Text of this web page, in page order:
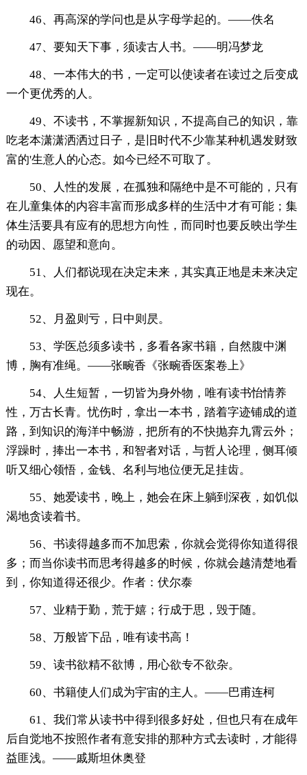
46、再高深的学问也是从字母学起的。——佚名
47、要知天下事，须读古人书。——明冯梦龙
48、一本伟大的书，一定可以使读者在读过之后变成
一个更优秀的人。
49、不读书，不掌握新知识，不提高自己的知识，靠
吃老本潇潇洒洒过日子，是旧时代不少靠某种机遇发财致
富的'生意人的心态。如今已经不可取了。
50、人性的发展，在孤独和隔绝中是不可能的，只有
在儿童集体的内容丰富而形成多样的生活中才有可能；集
体生活要具有应有的思想方向性，而同时也要反映出学生
的动因、愿望和意向。
51、人们都说现在决定未来，其实真正地是未来决定
现在。
52、月盈则亏，日中则昃。
53、学医总须多读书，多看各家书籍，自然腹中渊
博，胸有准绳。——张畹香《张畹香医案卷上》
54、人生短暂，一切皆为身外物，唯有读书怡情养
性，万古长青。忧伤时，拿出一本书，踏着字迹铺成的道
路，到知识的海洋中畅游，把所有的不快抛弃九霄云外；
浮躁时，捧出一本书，和智者对话，与哲人论理，侧耳倾
听又细心领悟，金钱、名利与地位便无足挂齿。
55、她爱读书，晚上，她会在床上躺到深夜，如饥似
渴地贪读着书。
56、书读得越多而不加思索，你就会觉得你知道得很
多；而当你读书而思考得越多的时候，你就会越清楚地看
到，你知道得还很少。作者：伏尔泰
57、业精于勤，荒于嬉；行成于思，毁于随。
58、万般皆下品，唯有读书高！
59、读书欲精不欲博，用心欲专不欲杂。
60、书籍使人们成为宇宙的主人。——巴甫连柯
61、我们常从读书中得到很多好处，但也只有在成年
后自觉地不按照作者有意安排的那种方式去读时，才能得
益匪浅。——戚斯坦休奥登